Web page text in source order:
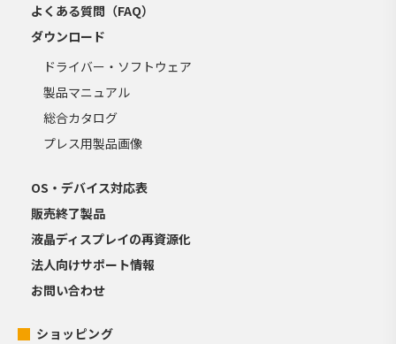
よくある質問（FAQ）
ダウンロード
ドライバー・ソフトウェア
製品マニュアル
総合カタログ
プレス用製品画像
OS・デバイス対応表
販売終了製品
液晶ディスプレイの再資源化
法人向けサポート情報
お問い合わせ
ショッピング